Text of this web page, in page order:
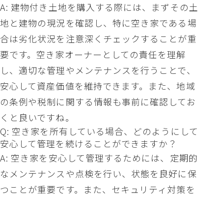
A: 建物付き土地を購入する際には、まずその土
地と建物の現況を確認し、特に空き家である場
合は劣化状況を注意深くチェックすることが重
要です。空き家オーナーとしての責任を理解
し、適切な管理やメンテナンスを行うことで、
安心して資産価値を維持できます。また、地域
の条例や税制に関する情報も事前に確認してお
くと良いですね。
Q: 空き家を所有している場合、どのようにして
安心して管理を続けることができますか？
A: 空き家を安心して管理するためには、定期的
なメンテナンスや点検を行い、状態を良好に保
つことが重要です。また、セキュリティ対策を